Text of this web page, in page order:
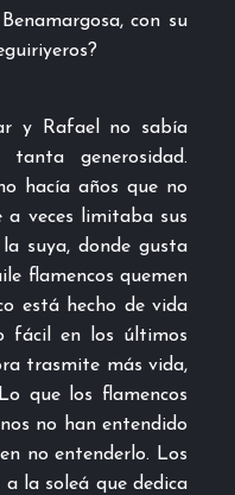
con su
y Rafael no sabía
generosidad.
hacía años que no
a veces limitaba sus
suya, donde gusta
flamencos quemen
está hecho de vida
fácil en los últimos
trasmite más vida,
que los flamencos
no han entendido
no entenderlo. Los
la soleá que dedica